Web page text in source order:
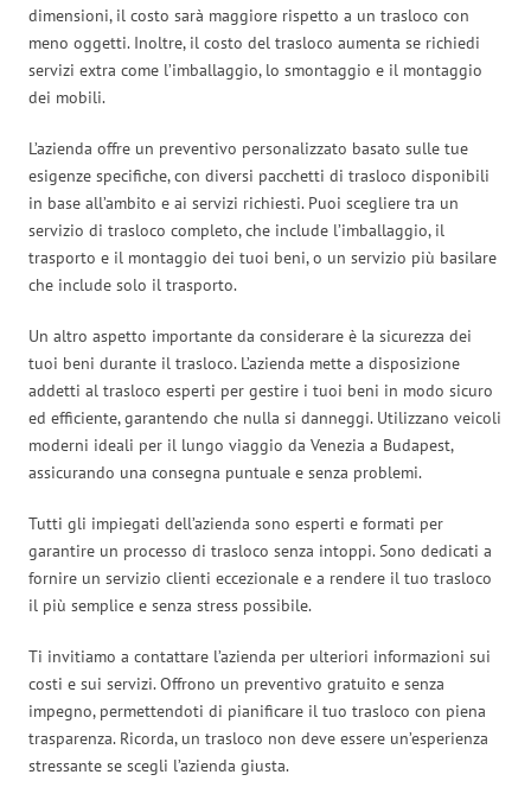
dimensioni, il costo sarà maggiore rispetto a un trasloco con
meno oggetti. Inoltre, il costo del trasloco aumenta se richiedi
servizi extra come l’imballaggio, lo smontaggio e il montaggio
dei mobili.
L’azienda offre un preventivo personalizzato basato sulle tue
esigenze specifiche, con diversi pacchetti di trasloco disponibili
in base all’ambito e ai servizi richiesti. Puoi scegliere tra un
servizio di trasloco completo, che include l’imballaggio, il
trasporto e il montaggio dei tuoi beni, o un servizio più basilare
che include solo il trasporto.
Un altro aspetto importante da considerare è la sicurezza dei
tuoi beni durante il trasloco. L’azienda mette a disposizione
addetti al trasloco esperti per gestire i tuoi beni in modo sicuro
ed efficiente, garantendo che nulla si danneggi. Utilizzano veicoli
moderni ideali per il lungo viaggio da Venezia a Budapest,
assicurando una consegna puntuale e senza problemi.
Tutti gli impiegati dell’azienda sono esperti e formati per
garantire un processo di trasloco senza intoppi. Sono dedicati a
fornire un servizio clienti eccezionale e a rendere il tuo trasloco
il più semplice e senza stress possibile.
Ti invitiamo a contattare l’azienda per ulteriori informazioni sui
costi e sui servizi. Offrono un preventivo gratuito e senza
impegno, permettendoti di pianificare il tuo trasloco con piena
trasparenza. Ricorda, un trasloco non deve essere un’esperienza
stressante se scegli l’azienda giusta.